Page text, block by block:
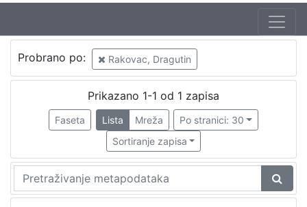
Probrano po: Rakovac, Dragutin
Prikazano 1-1 od 1 zapisa
Faseta Lista Mreža
Po stranici: 30
Sortiranje zapisa